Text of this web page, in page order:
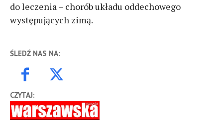
do leczenia – chorób układu oddechowego
występujących zimą.
ŚLEDŹ NAS NA:
CZYTAJ: